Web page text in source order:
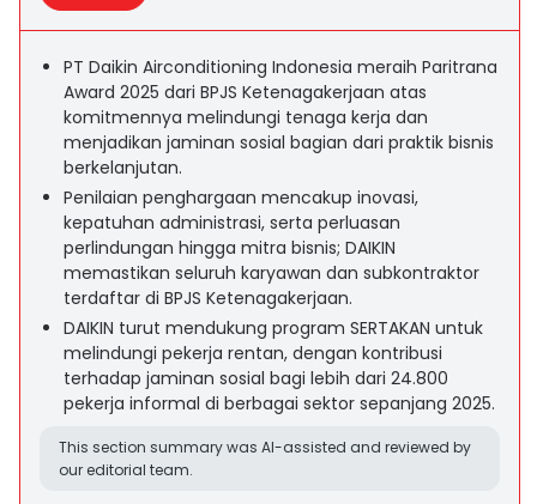
PT Daikin Airconditioning Indonesia meraih Paritrana
Award 2025 dari BPJS Ketenagakerjaan atas
komitmennya melindungi tenaga kerja dan
menjadikan jaminan sosial bagian dari praktik bisnis
berkelanjutan.
Penilaian penghargaan mencakup inovasi,
kepatuhan administrasi, serta perluasan
perlindungan hingga mitra bisnis; DAIKIN
memastikan seluruh karyawan dan subkontraktor
terdaftar di BPJS Ketenagakerjaan.
DAIKIN turut mendukung program SERTAKAN untuk
melindungi pekerja rentan, dengan kontribusi
terhadap jaminan sosial bagi lebih dari 24.800
pekerja informal di berbagai sektor sepanjang 2025.
This section summary was AI-assisted and reviewed by
our editorial team.